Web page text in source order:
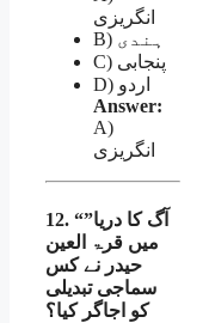
انگریزی
B) ہندی
C) پنجابی
D) اردو
Answer:
A)
انگریزی
12. “آگ کا دریا”
میں قرۃ العین
حیدر نے کس
سماجی تبدیلی
کو اجاگر کیا؟